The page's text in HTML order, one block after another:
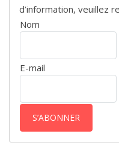
d’information, veuillez
Nom
E-mail